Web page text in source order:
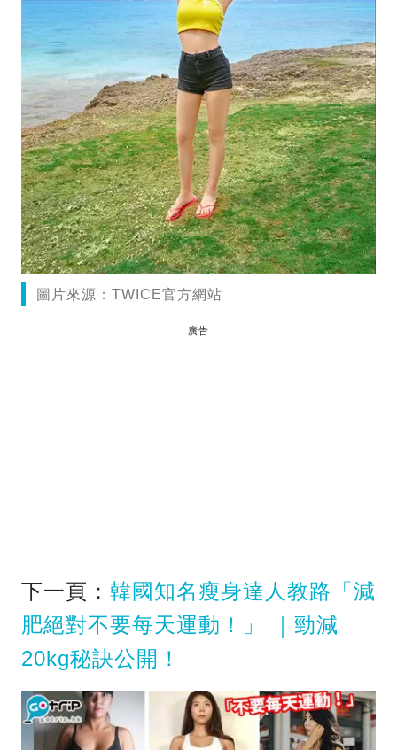
圖片來源：TWICE官方網站
廣告
下一頁： 韓國知名瘦身達人教路「減
肥絕對不要每天運動！」 ｜勁減
20kg秘訣公開！